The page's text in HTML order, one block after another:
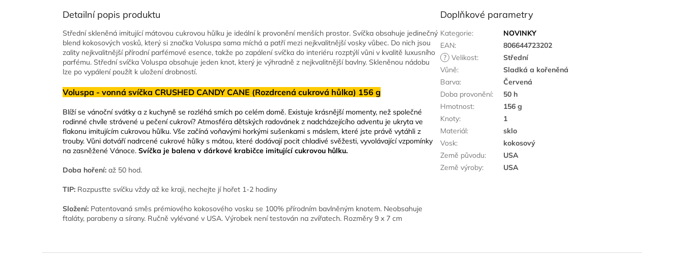
Detailní popis produktu
Střední skleněná imitující mátovou cukrovou hůlku je ideální k provonění menších prostor. Svíčka obsahuje jedinečný
blend kokosových vosků, který si značka Voluspa sama míchá a patří mezi nejkvalitnější vosky vůbec. Do nich jsou
zality nejkvalitnější přírodní parfémové esence, takže po zapálení svíčka do interiéru rozptýlí vůni v kvalitě luxusního
parfému. Střední svíčka Voluspa obsahuje jeden knot, který je výhradně z nejkvalitnější bavlny. Skleněnou nádobu
lze po vypálení použít k uložení drobností.
Voluspa - vonná svíčka CRUSHED CANDY CANE (Rozdrcená cukrová hůlka) 156 g
Blíží se vánoční svátky a z kuchyně se rozléhá smích po celém domě. Existuje krásnější momenty, než společné
rodinné chvíle strávené u pečení cukroví? Atmosféra dětských radovánek z nadcházejícího adventu je ukryta ve
flakonu imitujícím cukrovou hůlku. Vše začíná voňavými horkými sušenkami s máslem, které jste právě vytáhli z
trouby. Vůni dotváří nadrcené cukrové hůlky s mátou, které dodávají pocit chladivé svěžesti, vyvolávající vzpomínky
na zasněžené Vánoce. Svíčka je balena v dárkové krabičce imitující cukrovou hůlku.
Doba hoření: až 50 hod.
TIP: Rozpusťte svíčku vždy až ke kraji, nechejte jí hořet 1-2 hodiny
Složení: Patentovaná směs prémiového kokosového vosku se 100% přírodním bavlněným knotem. Neobsahuje
ftaláty, parabeny a sírany. Ručně vylévané v USA. Výrobek není testován na zvířatech. Rozměry 9 x 7 cm
Doplňkové parametry
Kategorie:
NOVINKY
EAN:
806644723202
? Velikost:
Střední
Vůně:
Sladká a kořeněná
Barva:
Červená
Doba provonění:
50 h
Hmotnost:
156 g
Knoty:
1
Materiál:
sklo
Vosk:
kokosový
Země původu:
USA
Země výroby: USA